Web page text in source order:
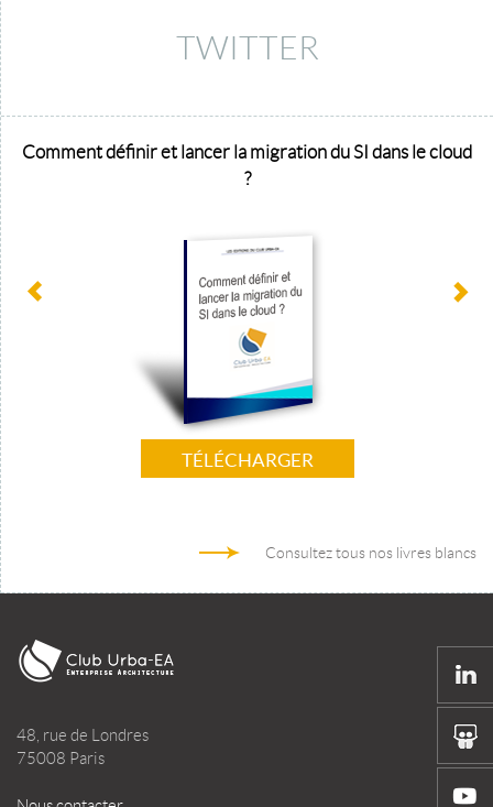
TWITTER
Comment définir et lancer la migration du SI dans le cloud
?
TÉLÉCHARGER
Consultez tous nos livres blancs
48, rue de Londres
75008 Paris